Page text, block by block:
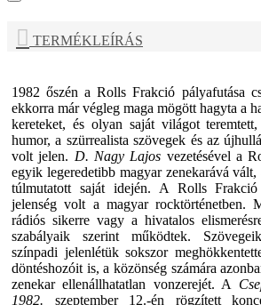
TERMÉKLEÍRÁS
1982 őszén aRolls Frakció pályafutása
ekkorra már végleg maga mögött hagyta a
kereteket, és olyan saját világot
humor, a szürrealista szövegek és az
volt jelen. D. Nagy Lajos vezetésével a
egyik legeredetibb magyar zenekarává
túlmutatott saját idején. A Rolls
jelenség volt a magyar rocktörténetben.
rádiós sikerre vagy a hivatalos
szabályaik szerint működtek.
színpadi jelenlétük sokszor
döntéshozóit is, a közönség számára
zenekar ellenállhatatlan vonzerejét. A
1982. szeptember 12.-én rögzített